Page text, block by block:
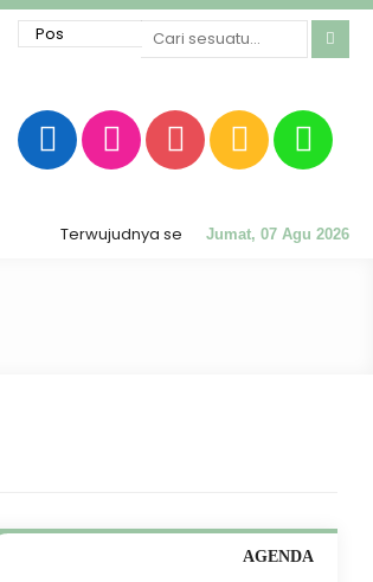
Jumat, 07 Agu 2026
Terwujudnya sekolah RATU (Religius,
AGENDA